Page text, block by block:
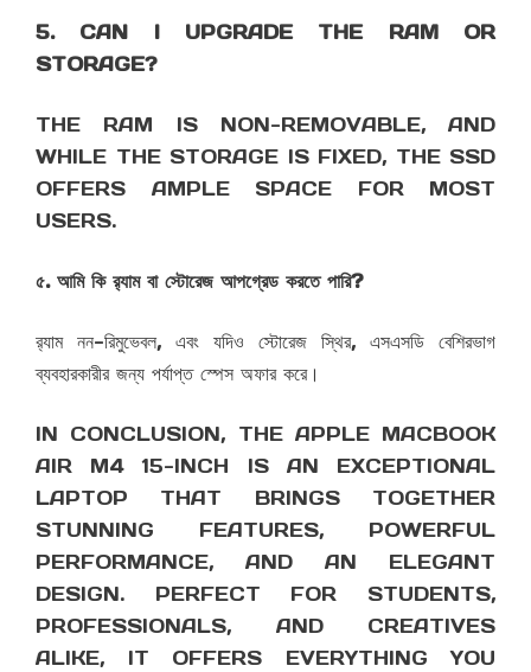
5. CAN I UPGRADE THE RAM OR
STORAGE?
THE RAM IS NON-REMOVABLE, AND
WHILE THE STORAGE IS FIXED, THE SSD
OFFERS AMPLE SPACE FOR MOST
USERS.
৫. আমি কি র‌্যাম বা স্টোরেজ আপগ্রেড করতে পারি?
র‌্যাম নন-রিমুভেবল, এবং যদিও স্টোরেজ স্থির, এসএসডি বেশিরভাগ
ব্যবহারকারীর জন্য পর্যাপ্ত স্পেস অফার করে।
IN CONCLUSION, THE APPLE MACBOOK
AIR M4 15-INCH IS AN EXCEPTIONAL
LAPTOP THAT BRINGS TOGETHER
STUNNING FEATURES, POWERFUL
PERFORMANCE, AND AN ELEGANT
DESIGN. PERFECT FOR STUDENTS,
PROFESSIONALS, AND CREATIVES
ALIKE, IT OFFERS EVERYTHING YOU